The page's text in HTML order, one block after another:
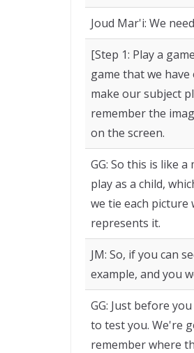
Joud Mar'i: We
[Step 1: Play a
game that we have
make our subject
remember the
on the screen.
GG: So this is like
play as a child,
we tie each
represents it.
JM: So, if you can
example, and you
GG: Just before
to test you. We're
remember where